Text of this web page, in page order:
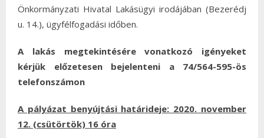
Önkormányzati Hivatal Lakásügyi irodájában (Bezerédj
u. 14.), ügyfélfogadási időben.
A lakás megtekintésére vonatkozó igényeket
kérjük előzetesen bejelenteni a 74/564-595-ös
telefonszámon
A pályázat benyújtási határideje: 2020. november
12. (csütörtök) 16 óra